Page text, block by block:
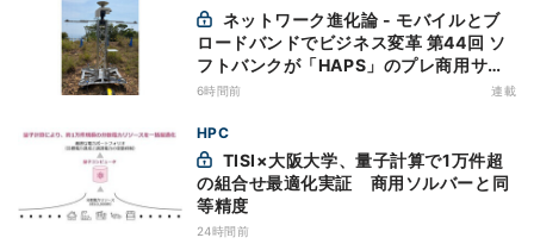
ロードバンドでビジネス変革 第44回 ソ
フトバンクが「HAPS」のプレ商用サー
ビス開始を表明、本格的な商用展開のめ
6時間前 連載
HPC
の組合せ最適化実証 商用ソルバーと同
等精度
24時間前